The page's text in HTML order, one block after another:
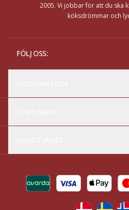
2005. Vi jobbar för att du ska
köksdrömmar och
FÖLJ OSS: